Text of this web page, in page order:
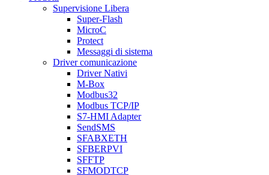
Supervisione Libera
Super-Flash
MicroC
Protect
Messaggi di sistema
Driver comunicazione
Driver Nativi
M-Box
Modbus32
Modbus TCP/IP
S7-HMI Adapter
SendSMS
SFABXETH
SFBERPVI
SFFTP
SFMODTCP